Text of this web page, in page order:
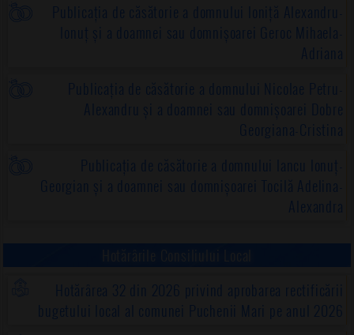
Publicația de căsătorie a domnului Ioniță Alexandru-
Ionuț și a doamnei sau domnișoarei Geroc Mihaela-
Adriana
Publicația de căsătorie a domnului Nicolae Petru-
Alexandru și a doamnei sau domnișoarei Dobre
Georgiana-Cristina
Publicația de căsătorie a domnului Iancu Ionuț-
Georgian și a doamnei sau domnișoarei Tocilă Adelina-
Alexandra
Hotărârea 32 din 2026 privind aprobarea rectificării
bugetului local al comunei Puchenii Mari pe anul 2026